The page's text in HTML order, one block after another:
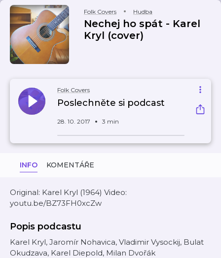
Folk Covers Hudba
Nechej ho spát - Karel
Kryl (cover)
Folk Covers
Poslechněte si podcast
28. 10. 2017 3 min
INFO KOMENTÁŘE
Original: Karel Kryl (1964) Video:
youtu.be/BZ73FH0xcZw
Popis podcastu
Karel Kryl, Jaromír Nohavica, Vladimir Vysockij, Bulat
Okudzava, Karel Diepold, Milan Dvořák